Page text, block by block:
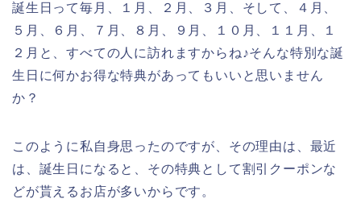
誕生日って毎月、１月、２月、３月、そして、４月、
５月、６月、７月、８月、９月、１０月、１１月、１
２月と、すべての人に訪れますからね♪そんな特別な誕
生日に何かお得な特典があってもいいと思いません
か？
このように私自身思ったのですが、その理由は、最近
は、誕生日になると、その特典として割引クーポンな
どが貰えるお店が多いからです。